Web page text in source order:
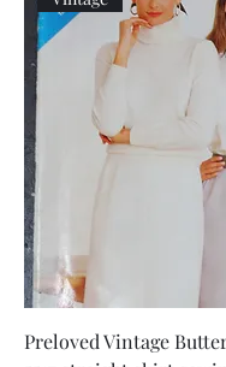
Preloved Vintage